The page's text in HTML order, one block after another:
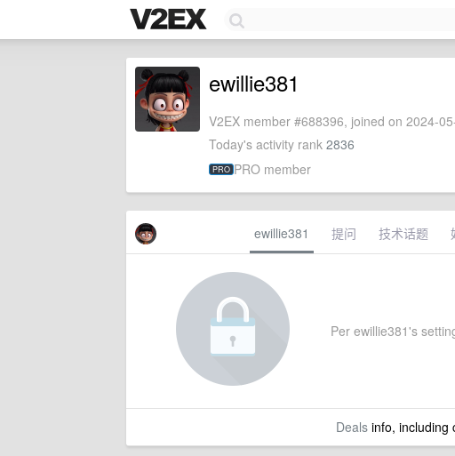
ewillie381
V2EX member #688396, joined on 2024-
Today's activity rank 2836
PRO PRO member
ewillie381 提问 技术话题
Per ewillie381's
Dealsinfo, including